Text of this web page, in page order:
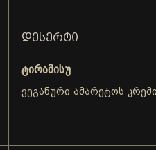
ᲓᲔᲡᲔᲠᲢᲘ
ტირამისუ
ვეგანური ამარეტოს